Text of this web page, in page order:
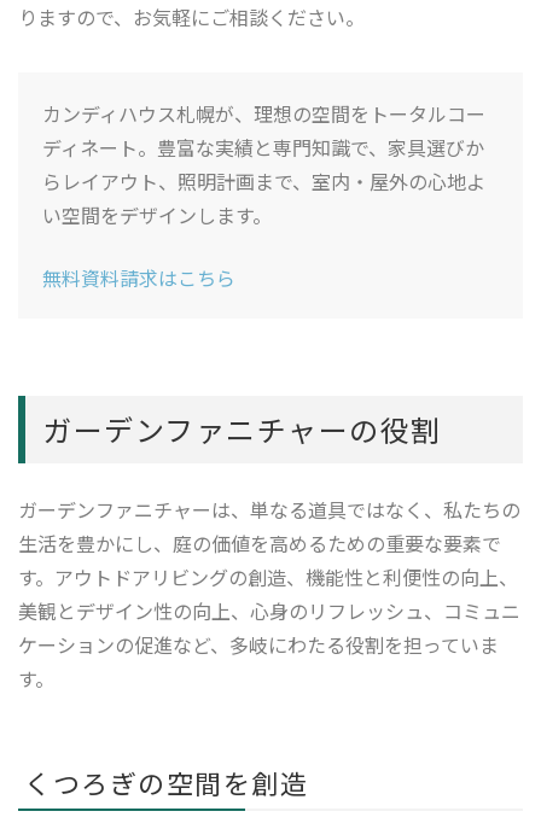
りますので、お気軽にご相談ください。
カンディハウス札幌が、理想の空間をトータルコー
ディネート。豊富な実績と専門知識で、家具選びか
らレイアウト、照明計画まで、室内・屋外の心地よ
い空間をデザインします。
無料資料請求はこちら
ガーデンファニチャーの役割
ガーデンファニチャーは、単なる道具ではなく、私たちの
生活を豊かにし、庭の価値を高めるための重要な要素で
す。アウトドアリビングの創造、機能性と利便性の向上、
美観とデザイン性の向上、心身のリフレッシュ、コミュニ
ケーションの促進など、多岐にわたる役割を担っていま
す。
くつろぎの空間を創造